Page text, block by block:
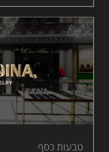
טבעות כסף